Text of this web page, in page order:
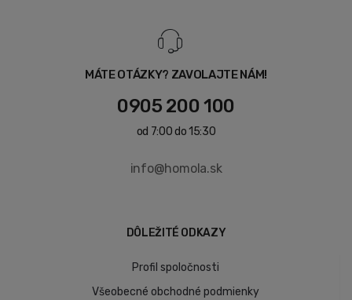
MÁTE OTÁZKY? ZAVOLAJTE NÁM!
0905 200 100
od 7:00 do 15:30
info@homola.sk
DÔLEŽITÉ ODKAZY
Profil spoločnosti
Všeobecné obchodné podmienky